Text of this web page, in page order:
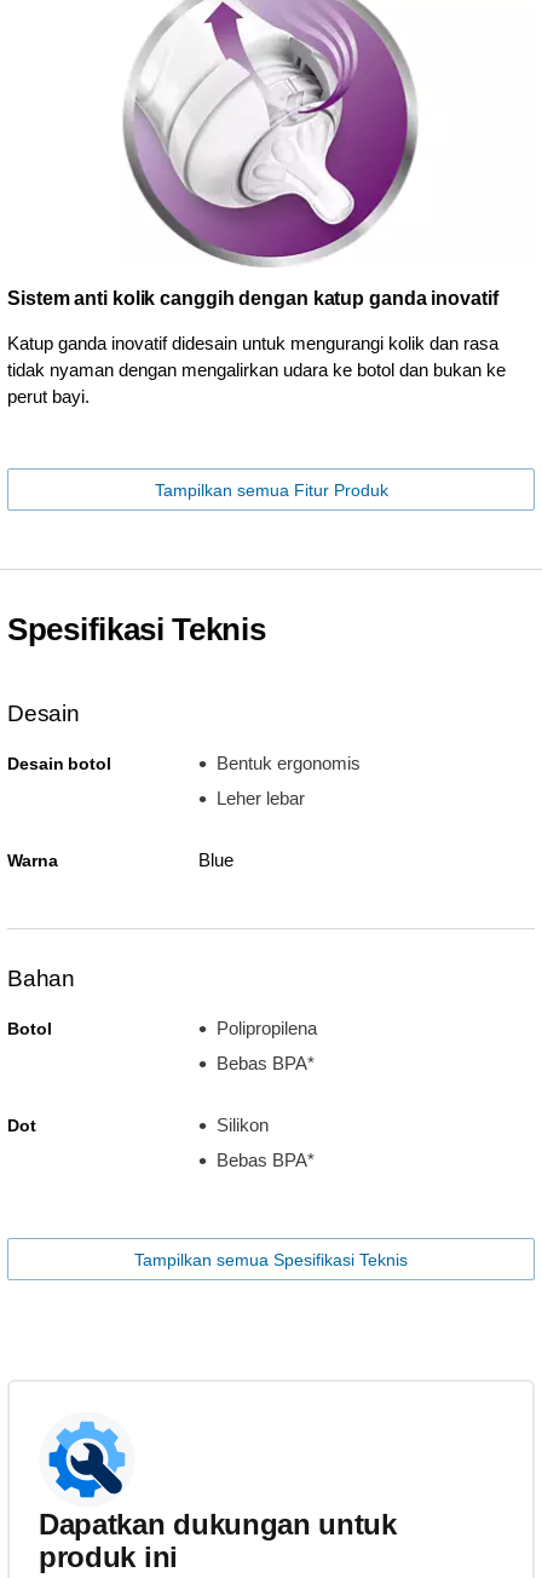
Sistem anti kolik canggih dengan katup ganda inovatif
Katup ganda inovatif didesain untuk mengurangi kolik dan rasa
tidak nyaman dengan mengalirkan udara ke botol dan bukan ke
perut bayi.
Tampilkan semua Fitur Produk
Spesifikasi Teknis
Desain
Desain botol
Bentuk ergonomis
Leher lebar
Warna Blue
Bahan
Botol
Polipropilena
Bebas BPA*
Dot
Silikon
Bebas BPA*
Tampilkan semua Spesifikasi Teknis
Dapatkan dukungan untuk
produk ini